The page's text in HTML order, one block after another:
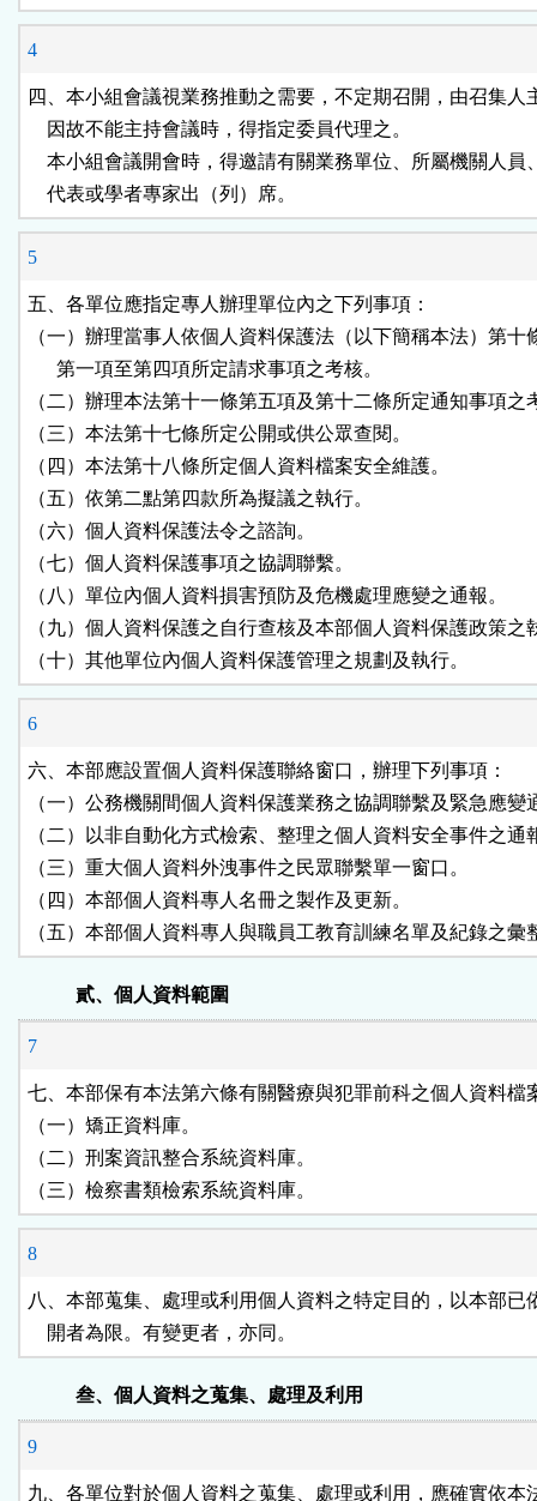
4
四、本小組會議視業務推動之需要，不定期召開，由召集人
    因故不能主持會議時，得指定委員代理之。
本小組會議開會時，得邀請有關業務單位、所屬機關人員
    代表或學者專家出（列）席。
5
五、各單位應指定專人辦理單位內之下列事項：
（一）辦理當事人依個人資料保護法（以下簡稱本法）第十
      第一項至第四項所定請求事項之考核。
（二）辦理本法第十一條第五項及第十二條所定通知事項之
（三）本法第十七條所定公開或供公眾查閱。
（四）本法第十八條所定個人資料檔案安全維護。
（五）依第二點第四款所為擬議之執行。
（六）個人資料保護法令之諮詢。
（七）個人資料保護事項之協調聯繫。
（八）單位內個人資料損害預防及危機處理應變之通報。
（九）個人資料保護之自行查核及本部個人資料保護政策之
（十）其他單位內個人資料保護管理之規劃及執行。
6
六、本部應設置個人資料保護聯絡窗口，辦理下列事項：
（一）公務機關間個人資料保護業務之協調聯繫及緊急應變
（二）以非自動化方式檢索、整理之個人資料安全事件之通
（三）重大個人資料外洩事件之民眾聯繫單一窗口。
（四）本部個人資料專人名冊之製作及更新。
（五）本部個人資料專人與職員工教育訓練名單及紀錄之彙
貳、個人資料範圍
7
七、本部保有本法第六條有關醫療與犯罪前科之個人資料檔
（一）矯正資料庫。
（二）刑案資訊整合系統資料庫。
（三）檢察書類檢索系統資料庫。
8
八、本部蒐集、處理或利用個人資料之特定目的，以本部已
    開者為限。有變更者，亦同。
叁、個人資料之蒐集、處理及利用
9
九、各單位對於個人資料之蒐集、處理或利用，應確實依本